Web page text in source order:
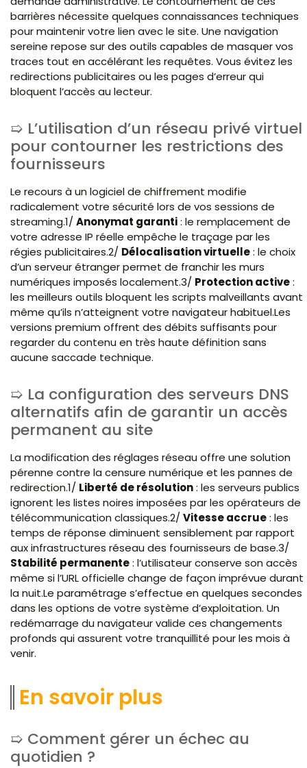
barrières nécessite quelques connaissances techniques
pour maintenir votre lien avec le site. Une navigation
sereine repose sur des outils capables de masquer vos
traces tout en accélérant les requêtes. Vous évitez les
redirections publicitaires ou les pages d’erreur qui
bloquent l’accès au lecteur.
L’utilisation d’un réseau privé virtuel
pour contourner les restrictions des
fournisseurs
Le recours à un logiciel de chiffrement modifie
radicalement votre sécurité lors de vos sessions de
streaming.1/ Anonymat garanti: le remplacement de
votre adresse IP réelle empêche le traçage par les
régies publicitaires.2/ Délocalisation virtuelle: le choix
d’un serveur étranger permet de franchir les murs
numériques imposés localement.3/ Protection active:
les meilleurs outils bloquent les scripts malveillants avant
même qu’ils n’atteignent votre navigateur habituel.Les
versions premium offrent des débits suffisants pour
regarder du contenu en très haute définition sans
aucune saccade technique.
La configuration des serveurs DNS
alternatifs afin de garantir un accès
permanent au site
La modification des réglages réseau offre une solution
pérenne contre la censure numérique et les pannes de
redirection.1/ Liberté de résolution: les serveurs publics
ignorent les listes noires imposées par les opérateurs de
télécommunication classiques.2/ Vitesse accrue: les
temps de réponse diminuent sensiblement par rapport
aux infrastructures réseau des fournisseurs de base.3/
Stabilité permanente: l’utilisateur conserve son accès
même si l’URL officielle change de façon imprévue durant
la nuit.Le paramétrage s’effectue en quelques secondes
dans les options de votre système d’exploitation. Un
redémarrage du navigateur valide ces changements
profonds qui assurent votre tranquillité pour les mois à
venir.
En savoir plus
Comment gérer un échec au
quotidien ?